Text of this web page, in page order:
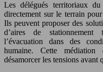
Les délégués territoriaux
directement sur le terrain
Ils peuvent proposer des
d’aires de stationnement
l’évacuation dans des
humaine. Cette
désamorcer les tensions avant